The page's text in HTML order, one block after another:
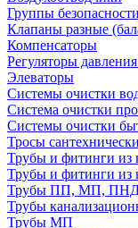
Группы безопасности
Клапаны разные
Компенсаторы
Регуляторы
Элеваторы
Системы очистки
Система очистки
Системы очистки
Тросы
Трубы и фитинги из
Трубы и фитинги из
Трубы ПП, МП,
Трубы
Трубы МП